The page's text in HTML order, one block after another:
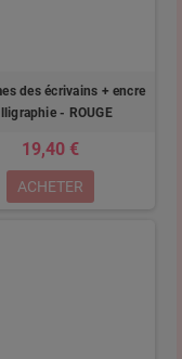
des écrivains + encre
- ROUGE
19,40 €
ACHETER